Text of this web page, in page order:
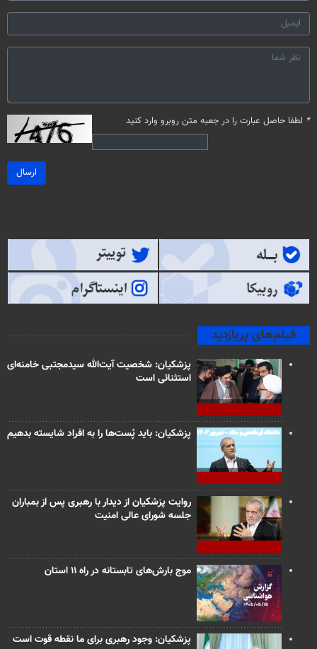
* لطفا حاصل عبارت را در جعبه متن روبرو وارد کنید
ارسال
فیلم‌های پربازدید
پزشکیان: شخصیت آیت‌الله سیدمجتبی خامنه‌ای
استثنائی است
پزشکیان: باید پُست‌ها را به افراد شایسته بدهیم
روایت پزشکیان از دیدار با رهبری پس از بمباران
جلسه شورای عالی امنیت
موج بارش‌های تابستانه در راه ۱۱ استان
پزشکیان: وجود رهبری برای ما نقطه قوت است